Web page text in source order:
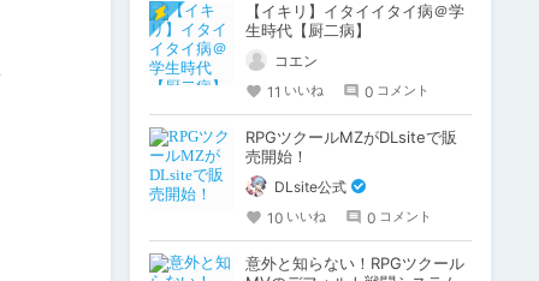
【イキリ】イタイイタイ病＠学
生時代【厨二病】
コエン
11 いいね 0 コメント
RPGツクールMZがDLsiteで販
売開始！
DLsite公式
10 いいね 0 コメント
意外と知らない！RPGツクール